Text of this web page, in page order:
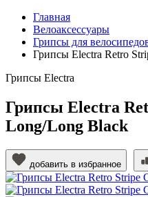
Главная
Велоаксессуары
Грипсы для
Грипсы Electra Retro
Грипсы Electra
Грипсы Electra
Long/Long Black
добавить в избранное